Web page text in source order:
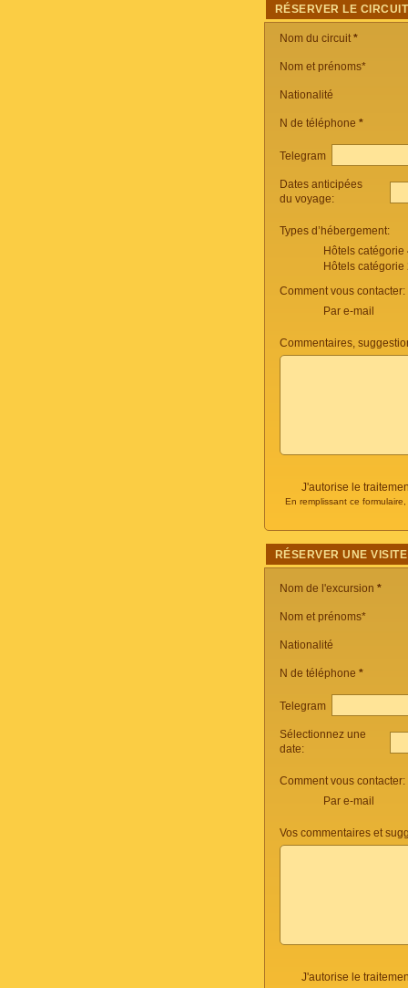
RÉSERVER LE CIRCUIT
Nom du circuit*
Nom et prénoms*
Nationalité
N de téléphone *
Telegram
Dates anticipées
du voyage:
Types d’hébergement:
Hôtels
Hôtels
Comment vous contacter:
Par e-mail
Commentaires,
J'autorise le
En remplissant ce
RÉSERVER UNE
Nom de l'excursion *
Nom et prénoms*
Nationalité
N de téléphone *
Telegram
Sélectionnez une
date:
Comment vous contacter:
Par e-mail
Vos commentaires et
J'autorise le